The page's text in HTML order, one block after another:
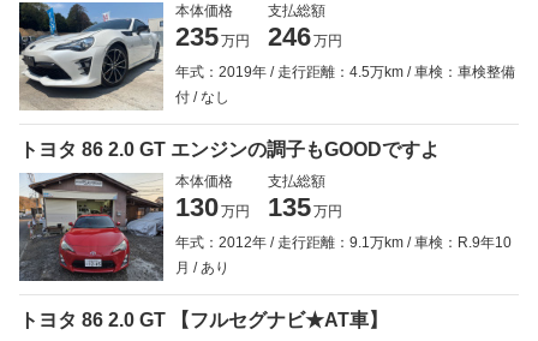
本体価格
235万円
支払総額
246万円
年式：2019年
走行距離：4.5万km
車検：車検整備
付
なし
トヨタ 86 2.0 GT エンジンの調子もGOODですよ
本体価格
130万円
支払総額
135万円
年式：2012年
走行距離：9.1万km
車検：R.9年10
月
あり
トヨタ 86 2.0 GT 【フルセグナビ★AT車】